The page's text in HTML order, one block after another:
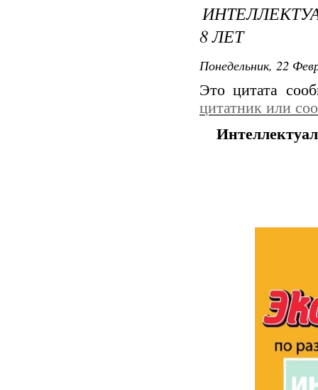
8 ЛЕТ
Понедельник, 22
Это цитата
цитатник или